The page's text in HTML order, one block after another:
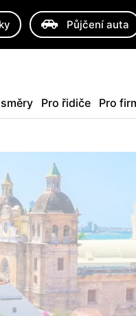
Půjčení auta
Pro řidiče Pro